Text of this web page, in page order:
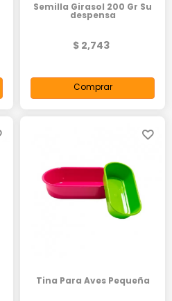
Semilla Girasol 200 Gr Su
despensa
$ 2,743
Comprar
Tina Para Aves Pequeña